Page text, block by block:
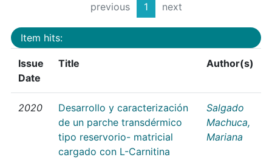
previous 1 next
Item hits:
Issue
Date
Title Author(s)
2020
Desarrollo y caracterización
de un parche transdérmico
tipo reservorio- matricial
cargado con L-Carnitina
Salgado
Machuca,
Mariana